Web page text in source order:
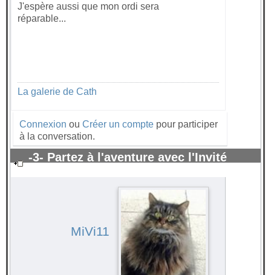
J'espère aussi que mon ordi sera
réparable...
La galerie de Cath
Connexion ou Créer un compte pour participer
à la conversation.
-3- Partez à l'aventure avec l'Invité
MiVi11